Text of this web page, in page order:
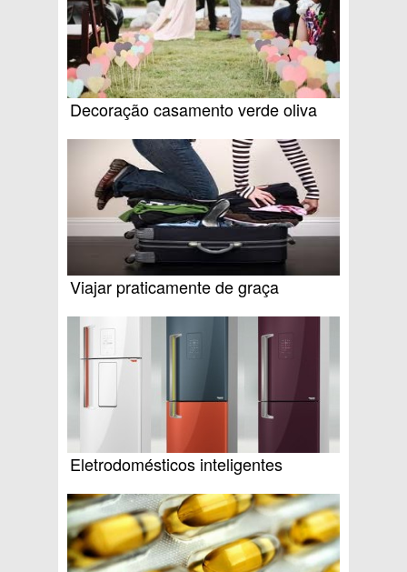
Decoração casamento verde oliva
Viajar praticamente de graça
Eletrodomésticos inteligentes